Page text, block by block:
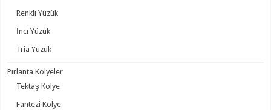
Renkli Yüzük
İnci Yüzük
Tria Yüzük
Pırlanta Kolyeler
Tektaş Kolye
Fantezi Kolye